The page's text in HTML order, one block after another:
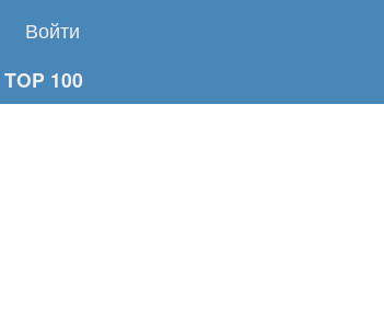
Войти
TOP 100